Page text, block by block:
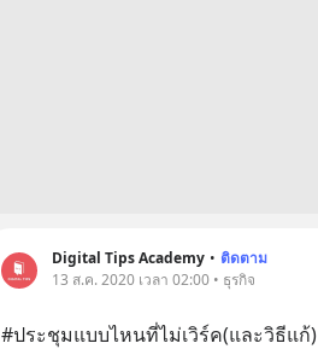
Digital Tips Academy • ติดตาม
13 ส.ค. 2020 เวลา 02:00 • ธุรกิจ
#ประชุมแบบไหนที่ไม่เวิร์ค(และวิธีแก้)